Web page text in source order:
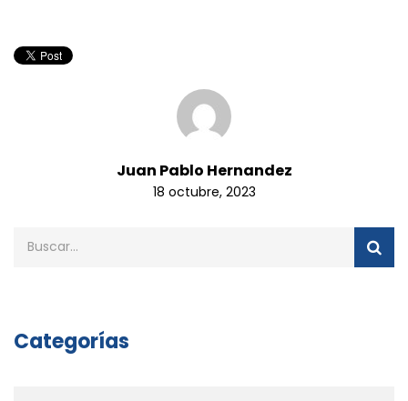
Juan Pablo Hernandez
18 octubre, 2023
Categorías